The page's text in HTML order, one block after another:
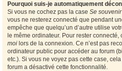
Pourquoi suis-je automatiquement
Si vous ne cochez pas la case Se
vous ne resterez connecté que pendant
empêche que quelqu’un d’autre utilise
le même ordinateur. Pour rester connecté,
moi lors de la connexion. Ce n’est pas
ordinateur public pour accéder au forum
etc.). Si vous ne voyez pas cette case,
forum a désactivé cette fonctionnalité.